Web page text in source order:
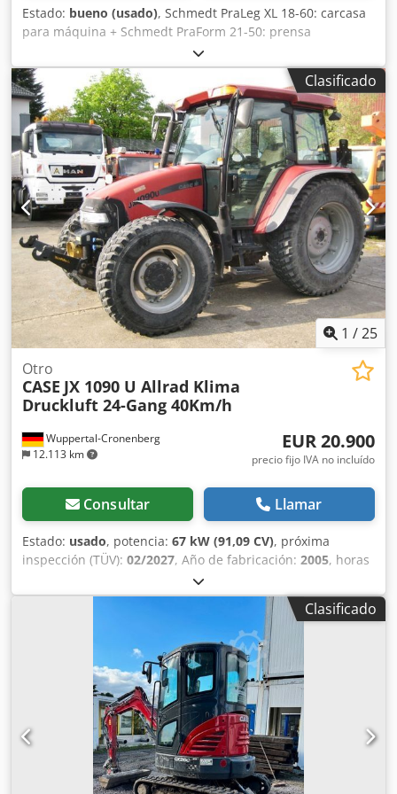
Estado: bueno (usado), Schmedt PraLeg XL 18-60: carcasa
para máquina + Schmedt PraForm 21-50: prensa
Fabricados en 2022. Schmedt PraLeg XL 18-60: máquina
para encuadernar libros Máquina en buen estado, lista
para su funcionamiento. La máquina sujeta un bloque de
hojas para encuadernar en una cubierta preparada. Dos
aplicadores de adhesivo, con ajuste suave del grosor del
adhesivo. Formato: Altura del bloque: 80 – 450 mm Ancho
del bloque: 110 – 450 mm Grosor del bloque: 2 – 80 mm
Tasa de producción: aproximadamente 200 – 300
unidades/hora Alimentación eléctrica: 230 V Dodpfx
Aozdazboh Iokr Peso: 300 kg Fabricado en Alemania.
Schmedt PraForm 21-50: prensa para libros Prensa para
libros con cortador de ranuras. Fabricado por Schmedt,
Alemania. La máquina está en muy buenas condiciones y
lista para la producción. Especificaciones técnicas: Formato
máximo: 420 x 520 x 100 mm Peso: 220 kg Alimentación
eléctrica: 230 V + aire comprimido. El precio es por un
conjunto de dos máquinas.
Clasificado
1 /25
Wuppertal-Cronenberg
12.113 km
Otro
CASE JX 1090 U Allrad Klima
Druckluft 24-Gang 40Km/h
EUR 20.900
precio fijo IVA no incluído
Consultar Llamar
Estado: usado, potencia: 67 kW (91,09 CV), próxima
inspección (TÜV): 02/2027, Año de fabricación: 2005, horas
, Equipamiento:
acondicionado, cabina, tracción a las cuatro ruedas,
Tractor alemán, en uso hasta hace poco. Segundo
propietario: siempre en manos de la administración
estatal de parques, de 2005 a 2017 y de 2017 a 2026.
Tracción total. Motor turbodiésel de 4 cilindros con 4485 cc
y 91 CV. Gran transmisión Hi-LO de 24 velocidades: 4
marchas en 3 gamas, 2 escalonamientos bajo carga y
reversor bajo carga. Dodpey Ean Sefx Ah Iokr 40 km/h.
Instalación de aire comprimido. Cabina de confort con
asiento del conductor con suspensión neumática y aire
acondicionado. Toma de fuerza trasera triple
Clasificado